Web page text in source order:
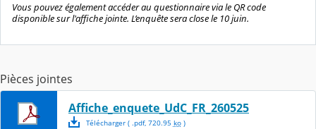
Vous pouvez également accéder au questionnaire via le QR code
disponible sur l'affiche jointe. L’enquête sera close le 10 juin.
Pièces jointes
Affiche_enquete_UdC_FR_260525
Télécharger( .pdf, 720.95 ko)